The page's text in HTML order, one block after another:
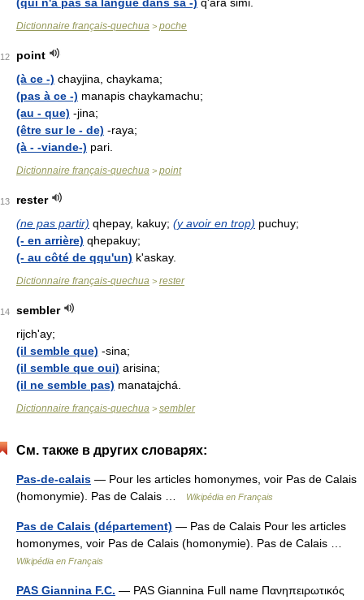
Dictionnaire français-quechua > poche
12
point
(à ce -) chayjina, chaykama;
(pas à ce -) manapis chaykamachu;
(au - que) -jina;
(être sur le - de) -raya;
(à - -viande-) pari.
Dictionnaire français-quechua > point
13
rester
(ne pas partir) qhepay, kakuy; (y avoir en trop) puchuy;
(- en arrière) qhepakuy;
(- au côté de qqu'un) k'askay.
Dictionnaire français-quechua > rester
14
sembler
rijch'ay;
(il semble que) -sina;
(il semble que oui) arisina;
(il ne semble pas) manatajchá.
Dictionnaire français-quechua > sembler
См. также в других словарях:
Pas-de-calais — Pour les articles homonymes, voir Pas de Calais
(homonymie). Pas de Calais …
Wikipédia en Français
Pas de Calais (département) — Pas de Calais Pour les articles
homonymes, voir Pas de Calais (homonymie). Pas de Calais …
Wikipédia en Français
PAS Giannina F.C. — PAS Giannina Full name Πανηπειρωτικός